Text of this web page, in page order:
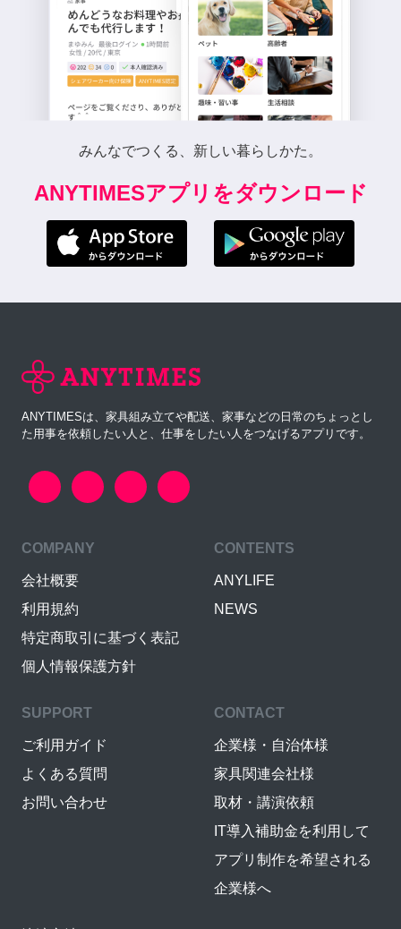
みんなでつくる、新しい暮らしかた。
ANYTIMESアプリをダウンロード
ANYTIMESは、家具組み立てや配送、家事などの日常のちょっとし
た用事を依頼したい人と、仕事をしたい人をつなげるアプリです。
COMPANY
会社概要
利用規約
特定商取引に基づく表記
個人情報保護方針
CONTENTS
ANYLIFE
NEWS
SUPPORT
ご利用ガイド
よくある質問
お問い合わせ
CONTACT
企業様・自治体様
家具関連会社様
取材・講演依頼
IT導入補助金を利用して
アプリ制作を希望される
企業様へ